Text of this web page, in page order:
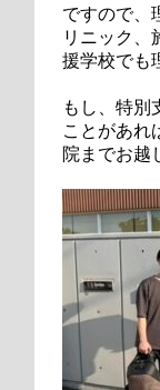
ですので、
リニック、
援学校でも
もし、特別
ことがあれ
院までお越